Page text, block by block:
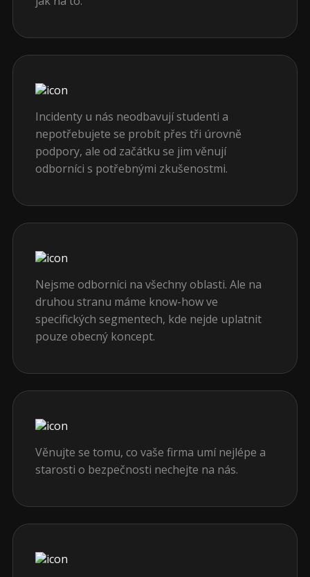
Incidenty u nás neodbavují studenti a
nepotřebujete se probít přes tři úrovně
podpory, ale od začátku se jim věnují
odborníci s potřebnými zkušenostmi.
Nejsme odborníci na všechny oblasti. Ale na
druhou stranu máme know-how ve
specifických segmentech, kde nejde uplatnit
pouze obecný koncept.
Věnujte se tomu, co vaše firma umí nejlépe a
starosti o bezpečnosti nechejte na nás.